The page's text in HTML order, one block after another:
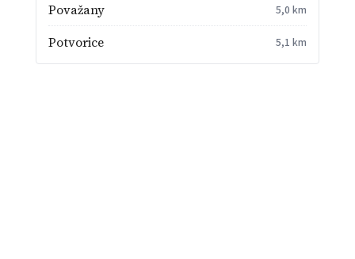
Považany 5,0 km
Potvorice 5,1 km